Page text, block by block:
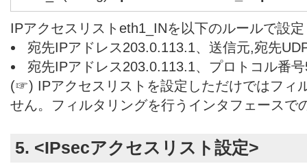
IPアクセスリストeth1_INを以下のルールで設
宛先IPアドレス203.0.113.1、送信元,宛先
宛先IPアドレス203.0.113.1、プロトコル番
(☞) IPアクセスリストを設定しただけではフィ
せん。フィルタリングを行うインタフェースで
5. <IPsecアクセスリスト設定>